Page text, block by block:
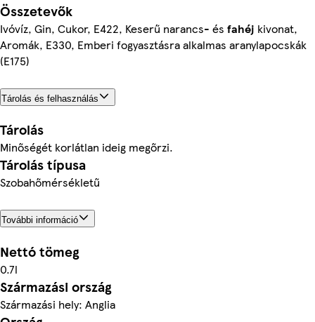
Összetevők
Ivóvíz, Gin, Cukor, E422, Keserű narancs- és fahéj kivonat,
Aromák, E330, Emberi fogyasztásra alkalmas aranylapocskák
(E175)
Tárolás és felhasználás
Tárolás
Minőségét korlátlan ideig megőrzi.
Tárolás típusa
Szobahőmérsékletű
További információ
Nettó tömeg
0.7l
Származási ország
Származási hely: Anglia